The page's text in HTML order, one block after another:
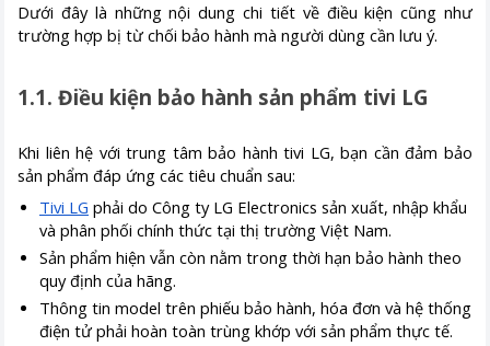
Dưới đây là những nội dung chi tiết về điều kiện cũng như
trường hợp bị từ chối bảo hành mà người dùng cần lưu ý.
1.1. Điều kiện bảo hành sản phẩm tivi LG
Khi liên hệ với trung tâm bảo hành tivi LG, bạn cần đảm bảo
sản phẩm đáp ứng các tiêu chuẩn sau:
Tivi LG phải do Công ty LG Electronics sản xuất, nhập khẩu
và phân phối chính thức tại thị trường Việt Nam.
Sản phẩm hiện vẫn còn nằm trong thời hạn bảo hành theo
quy định của hãng.
Thông tin model trên phiếu bảo hành, hóa đơn và hệ thống
điện tử phải hoàn toàn trùng khớp với sản phẩm thực tế.